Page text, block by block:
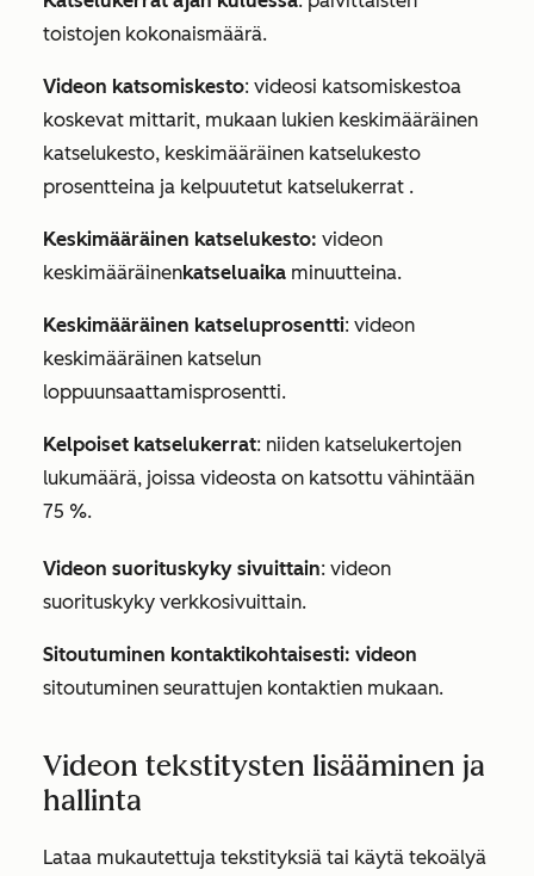
toistojen kokonaismäärä.
Videon katsomiskesto: videosi katsomiskestoa
koskevat mittarit, mukaan lukien keskimääräinen
katselukesto, keskimääräinen katselukesto
prosentteina ja kelpuutetut katselukerrat .
Keskimääräinen katselukesto: videon
keskimääräinenkatseluaika minuutteina.
Keskimääräinen katseluprosentti: videon
keskimääräinen katselun
loppuunsaattamisprosentti.
Kelpoiset katselukerrat: niiden katselukertojen
lukumäärä, joissa videosta on katsottu vähintään
75 %.
Videon suorituskyky sivuittain: videon
suorituskyky verkkosivuittain.
Sitoutuminen kontaktikohtaisesti: videon
sitoutuminen seurattujen kontaktien mukaan.
Videon tekstitysten lisääminen ja
hallinta
Lataa mukautettuja tekstityksiä tai käytä tekoälyä